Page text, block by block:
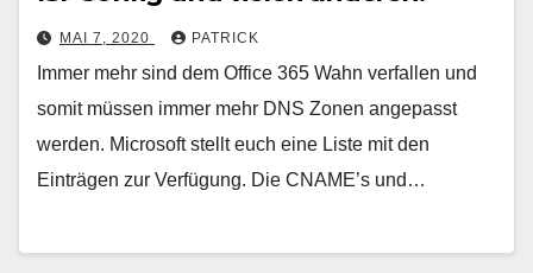
MAI 7, 2020 PATRICK
Immer mehr sind dem Office 365 Wahn verfallen und
somit müssen immer mehr DNS Zonen angepasst
werden. Microsoft stellt euch eine Liste mit den
Einträgen zur Verfügung. Die CNAME’s und…